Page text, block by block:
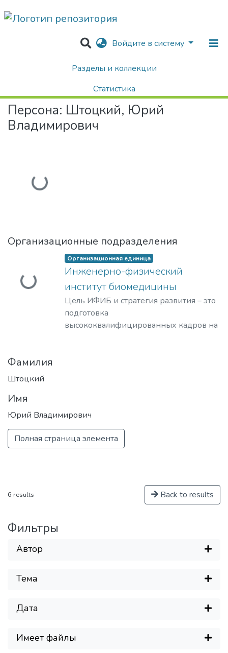
Войдите в систему
Разделы и коллекции
Статистика
Поиск
Авторы Университета
Персона: Штоцкий, Юрий
Владимирович
Загружается...
Организационные подразделения
Загружается...
Организационная единица
Инженерно-физический
институт биомедицины
Цель ИФИБ и стратегия развития – это
подготовка
высококвалифицированных кадров на
технологиях XXI века и внедрение их в
решению практикоориентированной
задачи мирового уровня – диагностике
Фамилия
Штоцкий
Имя
Юрий Владимирович
Полная страница элемента
6 results Back to results
Фильтры
Автор
Тема
Дата
Имеет файлы